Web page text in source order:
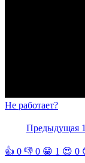
Не работает?
Предыдущая
👍 0 👎 0 😁 1 😍 0